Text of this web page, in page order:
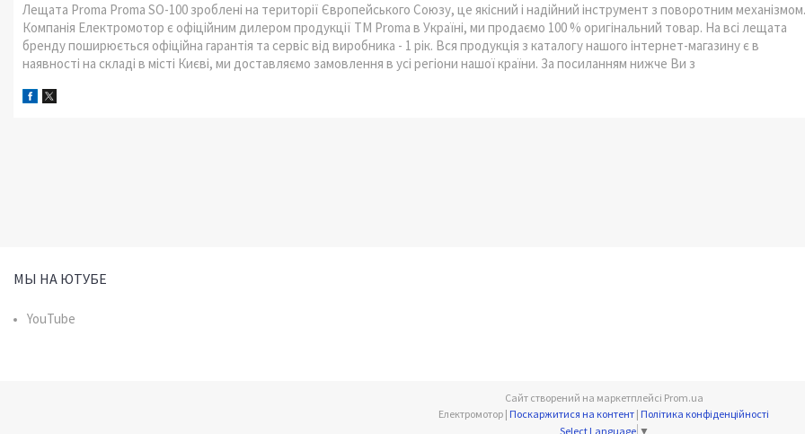
Лещата Proma Proma SO-100 зроблені на території Європейського Союзу, це якісний і надійний інструмент з поворотним механізмом.
Компанія Електромотор є офіційним дилером продукції TM Proma в Україні, ми продаємо 100 % оригінальний товар. На всі лещата
бренду поширюється офіційна гарантія та сервіс від виробника - 1 рік. Вся продукція з каталогу нашого інтернет-магазину є в
наявності на складі в місті Києві, ми доставляємо замовлення в усі регіони нашої країни. За посиланням нижче Ви з
МЫ НА ЮТУБЕ
YouTube
Сайт створений на маркетплейсі Prom.ua
Електромотор | Поскаржитися на контент | Політика конфіденційності
Select Language ▼